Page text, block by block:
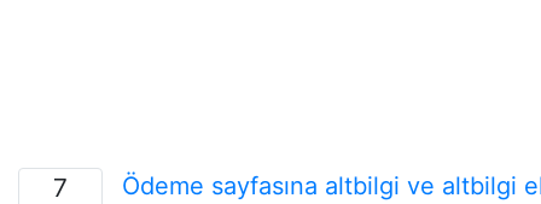
7 Ödeme sayfasına altbilgi ve altbilgi